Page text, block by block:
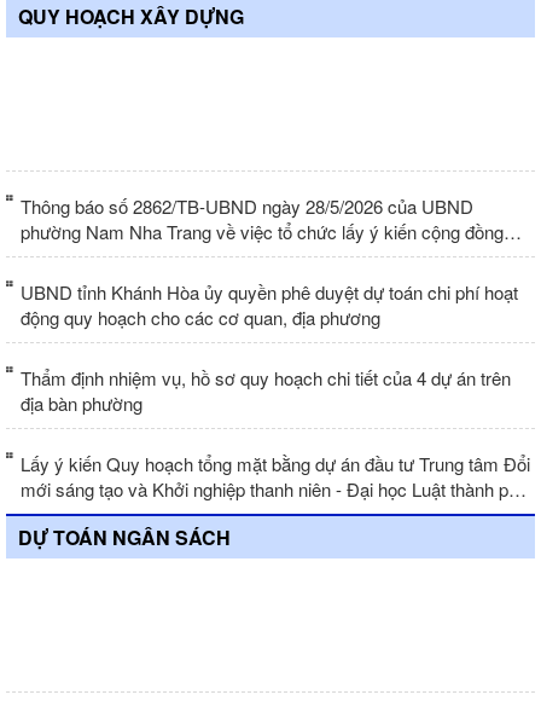
QUY HOẠCH XÂY DỰNG
Thông báo số 2862/TB-UBND ngày 28/5/2026 của UBND
phường Nam Nha Trang về việc tổ chức lấy ý kiến cộng đồng
dân cư về Quy hoạch chung đô thị Khánh Hòa đến năm 2050,
tầm nhìn đến năm 2075
UBND tỉnh Khánh Hòa ủy quyền phê duyệt dự toán chi phí hoạt
động quy hoạch cho các cơ quan, địa phương
Thẩm định nhiệm vụ, hồ sơ quy hoạch chi tiết của 4 dự án trên
địa bàn phường
Lấy ý kiến Quy hoạch tổng mặt bằng dự án đầu tư Trung tâm Đổi
mới sáng tạo và Khởi nghiệp thanh niên - Đại học Luật thành phố
Hồ Chí Minh tại phường Nam Nha Trang
DỰ TOÁN NGÂN SÁCH